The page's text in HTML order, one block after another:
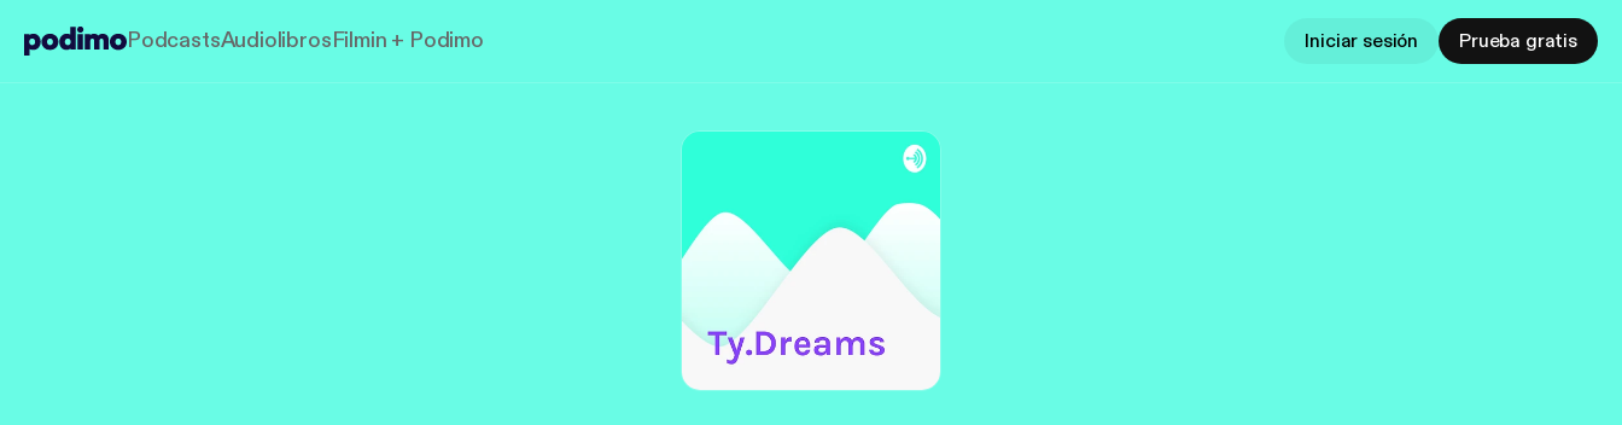
PodcastsAudiolibrosFilmin + Podimo Iniciar sesión Prueba gratis